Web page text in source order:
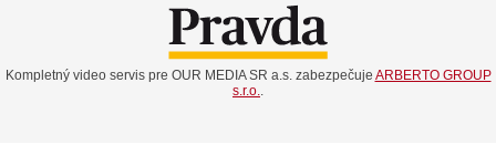
Kompletný video servis pre OUR MEDIA SR a.s. zabezpečuje ARBERTO GROUP
s.r.o..